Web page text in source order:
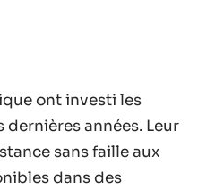
ont investi les
années. Leur
sans faille aux
dans des